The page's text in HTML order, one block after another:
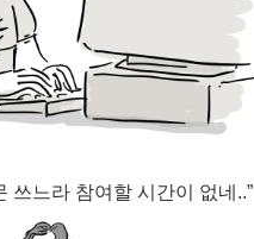
쓰느라 참여할 시간이 없네..”